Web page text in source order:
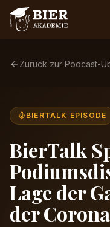
Zurück zur Podcast-
BIERTALK EPISODE
BierTalk
Lage der
der